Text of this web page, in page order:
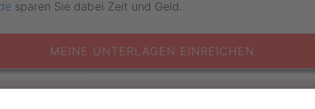
sparen Sie dabei Zeit und Geld.
MEINE UNTERLAGEN EINREICHEN